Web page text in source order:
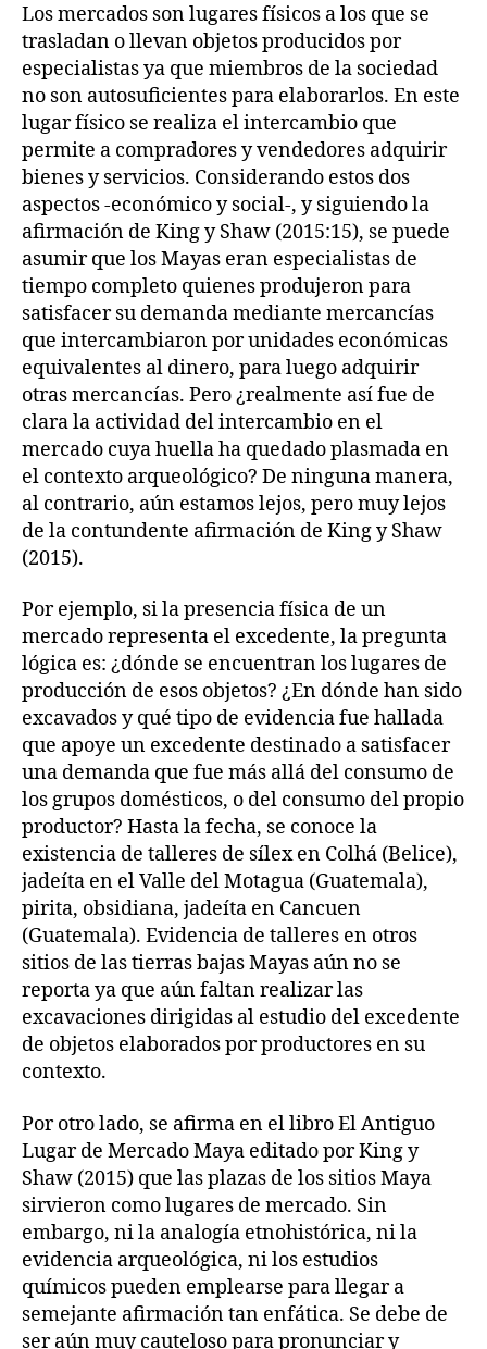
Los mercados son lugares físicos a los que se
trasladan o llevan objetos producidos por
especialistas ya que miembros de la sociedad
no son autosuficientes para elaborarlos. En este
lugar físico se realiza el intercambio que
permite a compradores y vendedores adquirir
bienes y servicios. Considerando estos dos
aspectos -económico y social-, y siguiendo la
afirmación de King y Shaw (2015:15), se puede
asumir que los Mayas eran especialistas de
tiempo completo quienes produjeron para
satisfacer su demanda mediante mercancías
que intercambiaron por unidades económicas
equivalentes al dinero, para luego adquirir
otras mercancías. Pero ¿realmente así fue de
clara la actividad del intercambio en el
mercado cuya huella ha quedado plasmada en
el contexto arqueológico? De ninguna manera,
al contrario, aún estamos lejos, pero muy lejos
de la contundente afirmación de King y Shaw
(2015).
Por ejemplo, si la presencia física de un
mercado representa el excedente, la pregunta
lógica es: ¿dónde se encuentran los lugares de
producción de esos objetos? ¿En dónde han sido
excavados y qué tipo de evidencia fue hallada
que apoye un excedente destinado a satisfacer
una demanda que fue más allá del consumo de
los grupos domésticos, o del consumo del propio
productor? Hasta la fecha, se conoce la
existencia de talleres de sílex en Colhá (Belice),
jadeíta en el Valle del Motagua (Guatemala),
pirita, obsidiana, jadeíta en Cancuen
(Guatemala). Evidencia de talleres en otros
sitios de las tierras bajas Mayas aún no se
reporta ya que aún faltan realizar las
excavaciones dirigidas al estudio del excedente
de objetos elaborados por productores en su
contexto.
Por otro lado, se afirma en el libro El Antiguo
Lugar de Mercado Maya editado por King y
Shaw (2015) que las plazas de los sitios Maya
sirvieron como lugares de mercado. Sin
embargo, ni la analogía etnohistórica, ni la
evidencia arqueológica, ni los estudios
químicos pueden emplearse para llegar a
semejante afirmación tan enfática. Se debe de
ser aún muy cauteloso para pronunciar y